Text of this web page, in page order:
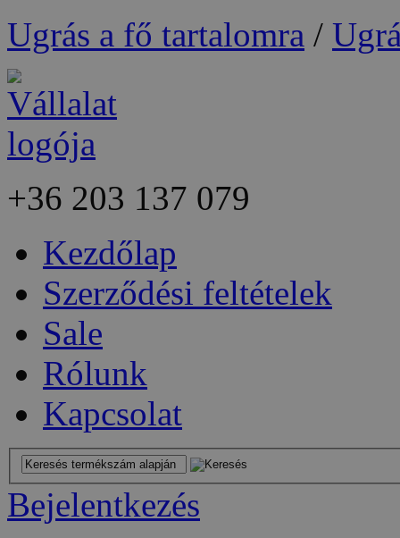
Ugrás a fő tartalomra /
+36 203 137 079
Kezdőlap
Szerződési feltételek
Sale
Rólunk
Kapcsolat
Bejelentkezés